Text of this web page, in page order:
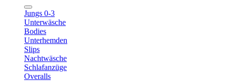
Jungs 0-3
Unterwäsche
Bodies
Unterhemden
Slips
Nachtwäsche
Schlafanzüge
Overalls